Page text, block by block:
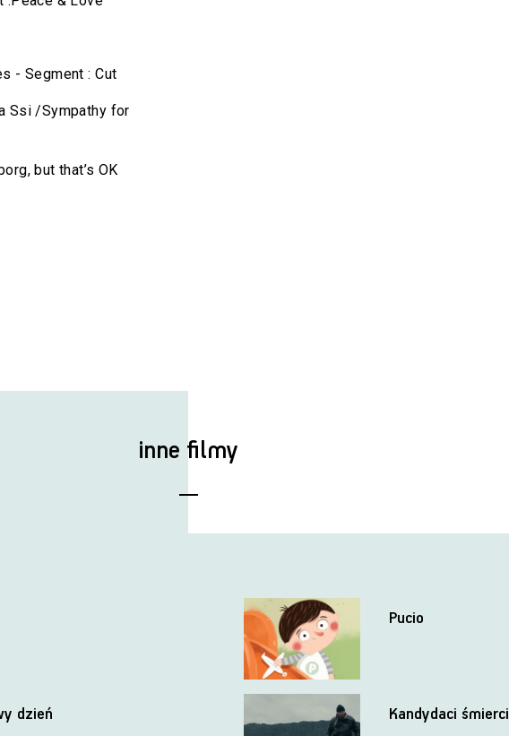
- Segment : Cut
Ssi /Sympathy for
but that’s OK
inne filmy
Pucio
dzień Kandydaci śmierci